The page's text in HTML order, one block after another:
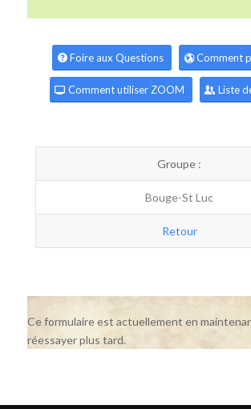
Foire aux Questions Comment
Comment utiliser ZOOM Liste
Groupe :
Bouge-St Luc
Retour
Ce formulaire est actuellement en
réessayer plus tard.